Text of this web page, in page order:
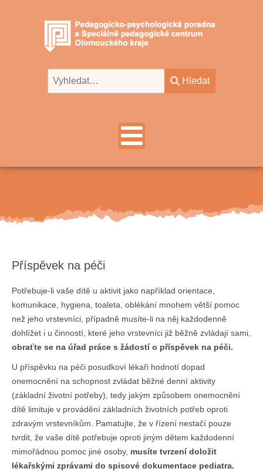
Hledat
Hledat
Příspěvek na péči
Potřebuje-li vaše dítě u aktivit jako například orientace,
komunikace, hygiena, toaleta, oblékání mnohem větší pomoc
než jeho vrstevníci, případně musíte-li na něj každodenně
dohlížet i u činností, které jeho vrstevníci již běžně zvládají sami,
obraťte se na úřad práce s žádostí o příspěvek na péči.
U příspěvku na péči posudkoví lékaři hodnotí dopad
onemocnění na schopnost zvládat běžné denní aktivity
(základní životní potřeby), tedy jakým způsobem onemocnění
dítě limituje v provádění základních životních potřeb oproti
zdravým vrstevníkům. Pamatujte, že v řízení nestačí pouze
tvrdit, že vaše dítě potřebuje oproti jiným dětem každodenní
mimořádnou pomoc jiné osoby, musíte tvrzení doložit
lékařskými zprávami do spisové dokumentace pediatra.